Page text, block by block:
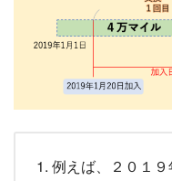
例えば、２０１